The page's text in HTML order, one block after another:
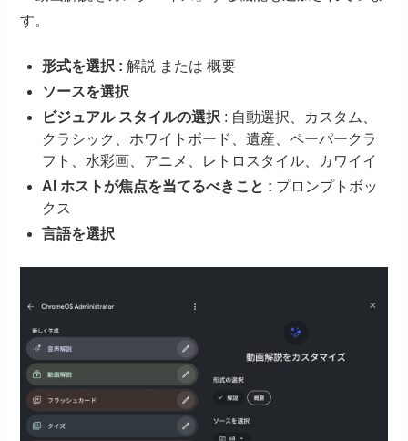
す。
形式を選択 : 解説 または 概要
ソースを選択
ビジュアル スタイルの選択 : 自動選択、カスタム、
クラシック、ホワイトボード、遺産、ペーパークラ
フト、水彩画、アニメ、レトロスタイル、カワイイ
AI ホストが焦点を当てるべきこと : プロンプトボッ
クス
言語を選択